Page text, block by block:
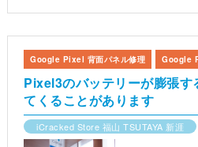
Pixel3のバッテリーが膨張す
てくることがあります
Google Pixel 背面パネル修理 Google
iCracked Store 福山 TSUTAYA 新涯